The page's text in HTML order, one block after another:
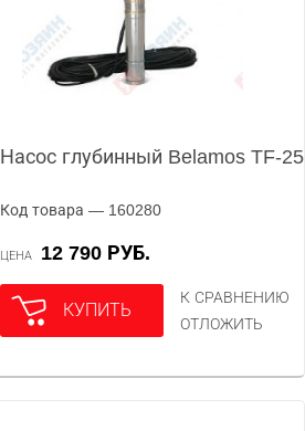
Насос глубинный Belamos TF-25
Код товара — 160280
ЦЕНА 12 790 РУБ.
КУПИТЬ
К СРАВНЕНИЮ
ОТЛОЖИТЬ